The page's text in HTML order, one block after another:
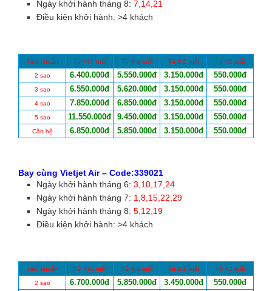
Ngày khởi hành tháng 8: 7,14,21
Điều kiện khởi hành: >4 khách
Tiêu chuẩn Từ >10 tuổi Từ 6-9 tuổi Từ 2-5 tuổi Từ <2 tuổi
2 sao 6.400.000đ 5.550.000đ 3.150.000đ 550.000đ
3 sao 6.550.000đ 5.620.000đ 3.150.000đ 550.000đ
4 sao 7.850.000đ 6.850.000đ 3.150.000đ 550.000đ
5 sao 11.550.000đ 9.450.000đ 3.150.000đ 550.000đ
Căn hộ 6.850.000đ 5.850.000đ 3.150.000đ 550.000đ
Bay cùng Vietjet Air– Code:339021
Ngày khởi hành tháng 6: 3,10,17,24
Ngày khởi hành tháng 7: 1,8,15,22,29
Ngày khởi hành tháng 8: 5,12,19
Điều kiện khởi hành: >4 khách
Tiêu chuẩn Từ >10 tuổi Từ 6-9 tuổi Từ 2-5 tuổi Từ <2 tuổi
2 sao 6.700.000đ 5.850.000đ 3.450.000đ 550.000đ